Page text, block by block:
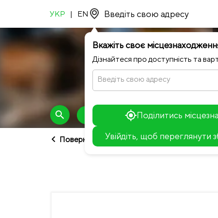
УКР | EN
Вкажіть своє
Дізнайтеся про доступність та
Введіть свою адресу
Поділитись
Увійдіть, щоб переглянути
search Сніданки (10:30-13:00) Риба і
chevron_left Повернутися до каталогу